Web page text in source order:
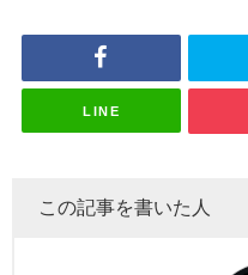
LINE
この記事を書いた人